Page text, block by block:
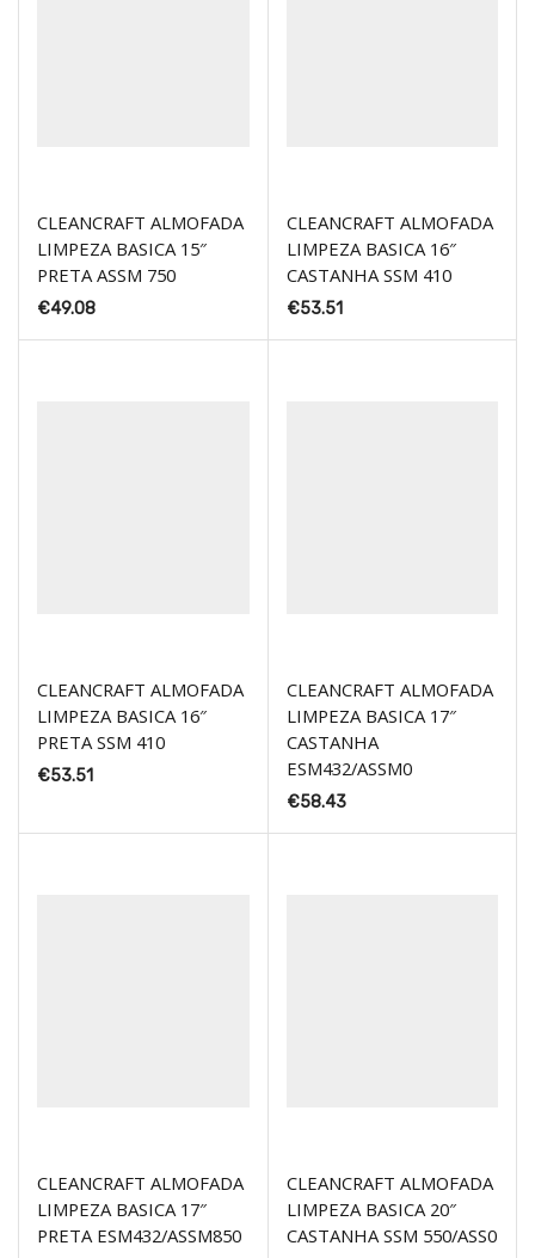
CLEANCRAFT ALMOFADA
LIMPEZA BASICA 15″
PRETA ASSM 750
€49.08
CLEANCRAFT ALMOFADA
LIMPEZA BASICA 16″
CASTANHA SSM 410
€53.51
CLEANCRAFT ALMOFADA
LIMPEZA BASICA 16″
PRETA SSM 410
€53.51
CLEANCRAFT ALMOFADA
LIMPEZA BASICA 17″
CASTANHA
ESM432/ASSM0
€58.43
CLEANCRAFT ALMOFADA
LIMPEZA BASICA 17″
PRETA ESM432/ASSM850
CLEANCRAFT ALMOFADA
LIMPEZA BASICA 20″
CASTANHA SSM 550/ASS0